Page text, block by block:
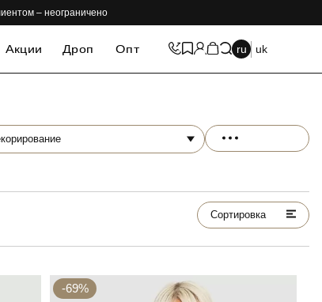
– неограничено
Акции Дроп Опт ru uk
Сортировка
-69%